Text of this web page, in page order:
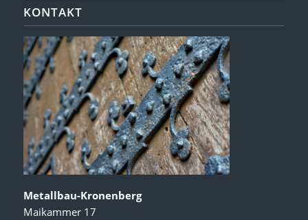
KONTAKT
Metallbau-Kronenberg
Maikammer 17